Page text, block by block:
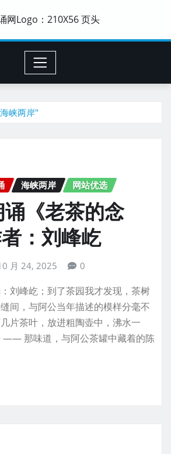
峡两岸"
海峡两岸 网站优选
《老茶的念
：刘峰屹
月 24, 2025 0
刘峰屹；到了茶园我才发现，茶树
间，与阿公当年描述的模样分毫不
片茶叶，放进粗陶壶中，沸水一
—— 那味道，与阿公茶罐中藏着的陈